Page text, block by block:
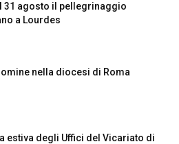
31 agosto il pellegrinaggio
a Lourdes
nella diocesi di Roma
estiva degli Uffici del Vicariato di